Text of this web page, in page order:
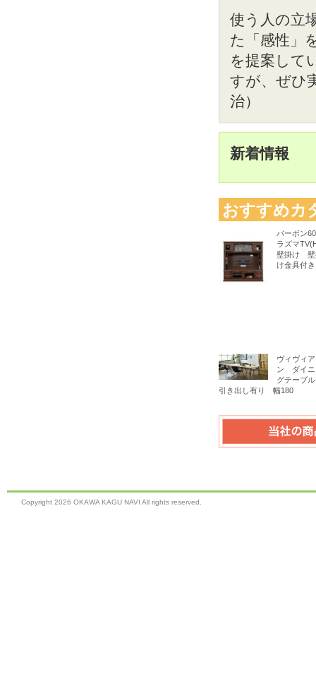
使う人の立
た「感性」
を提案して
すが、ぜひ
治）
新着情報
おすすめカ
バーボン
ラズマ
壁掛け 壁
け金具付き
ヴィヴィア
ン ダイニ
グテーブ
引き出し有り 幅180
Copyright 2026 OKAWA KAGU NAVI All rights reserved.